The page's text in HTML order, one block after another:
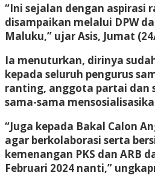
“Ini sejalan dengan aspirasi
disampaikan melalui DPW
Maluku,” ujar Asis, Jumat
Ia menuturkan, dirinya
kepada seluruh pengurus
ranting, anggota partai dan
sama-sama
“Juga kepada Bakal Calon
agar berkolaborasi serta
kemenangan PKS dan ARB
Februari 2024 nanti,”